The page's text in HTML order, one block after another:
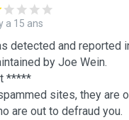
a 15 ans
detected and reported
by Joe Wein.
*****
sites, they are
are out to defraud you.